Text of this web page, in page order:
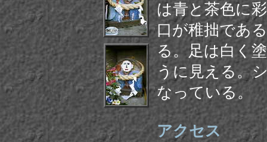
は青と茶色に
口が稚拙であ
る。足は白く
うに見える。
なっている。
アクセス